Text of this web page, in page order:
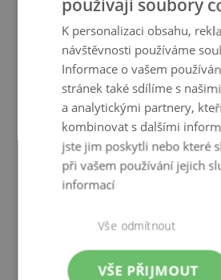
Kus nábytku - stejně
jeho
používají soubory
K personalizaci obsahu,
návštěvnosti používáme
Informace o vašem
stránek také sdílíme s
a analytickými partnery,
kombinovat s dalšími
jste jim poskytli nebo které
při vašem používání jejich
informací
VŠE PŘIJMOUT
Vše odmítnout